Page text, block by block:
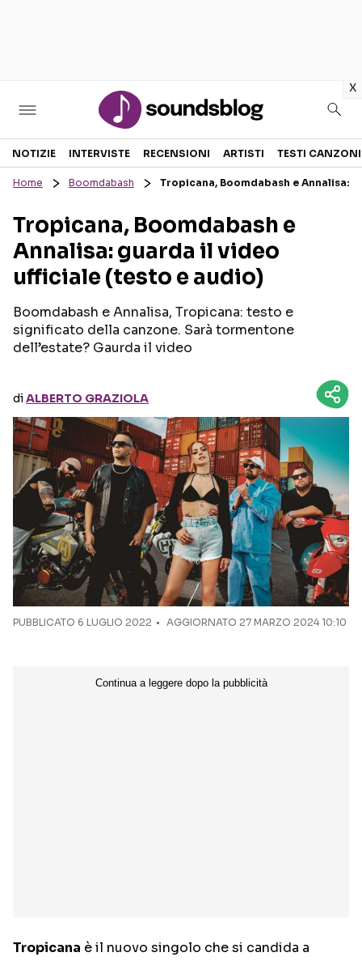
x
Sezioni
RECENSIONI MUSICALI
INTERVISTE
GOSSIP E CURIOSITÀ
TESTI CANZONI
TOUR ED EVENTI
TALENT SHOW
Seguici sui social
NOTIZIE INTERVISTE RECENSIONI ARTISTI TESTI CANZONI
Home Boomdabash Tropicana, Boomdabash e Annalisa:
Tropicana, Boomdabash e
Annalisa: guarda il video
ufficiale (testo e audio)
Boomdabash e Annalisa, Tropicana: testo e
significato della canzone. Sarà tormentone
dell’estate? Gaurda il video
diALBERTO GRAZIOLA
PUBBLICATO 6 LUGLIO 2022 AGGIORNATO 27 MARZO 2024 10:10
Tropicana è il nuovo singolo che si candida a